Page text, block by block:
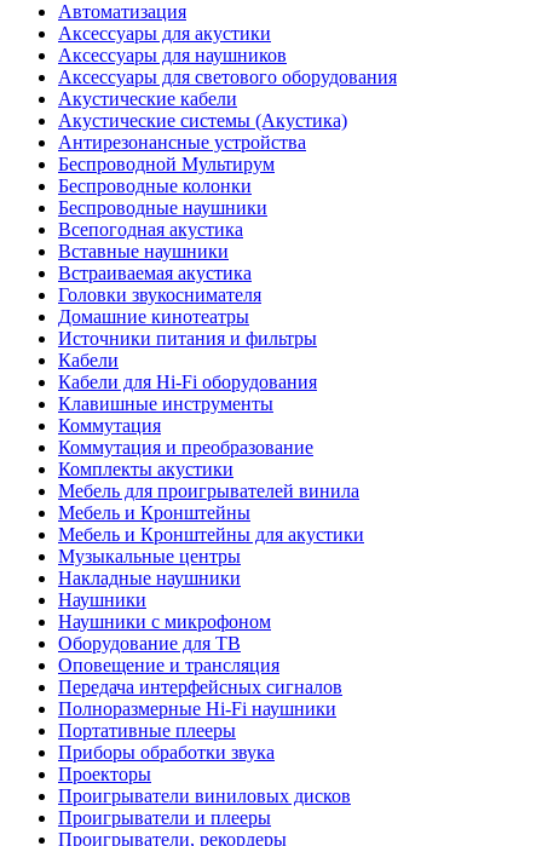
Автоматизация
Аксессуары для акустики
Аксессуары для наушников
Аксессуары для светового оборудования
Акустические кабели
Акустические системы (Акустика)
Антирезонансные устройства
Беспроводной Мультирум
Беспроводные колонки
Беспроводные наушники
Всепогодная акустика
Вставные наушники
Встраиваемая акустика
Головки звукоснимателя
Домашние кинотеатры
Источники питания и фильтры
Кабели
Кабели для Hi-Fi оборудования
Клавишные инструменты
Коммутация
Коммутация и преобразование
Комплекты акустики
Мебель для проигрывателей винила
Мебель и Кронштейны
Мебель и Кронштейны для акустики
Музыкальные центры
Накладные наушники
Наушники
Наушники с микрофоном
Оборудование для ТВ
Оповещение и трансляция
Передача интерфейсных сигналов
Полноразмерные Hi-Fi наушники
Портативные плееры
Приборы обработки звука
Проекторы
Проигрыватели виниловых дисков
Проигрыватели и плееры
Проигрыватели, рекордеры